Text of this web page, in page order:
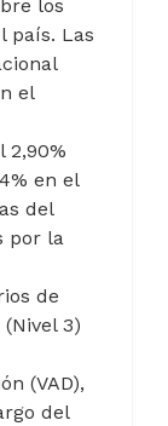
los
país. Las
el
2,90%
en el
del
por la
de
3)
(VAD),
del